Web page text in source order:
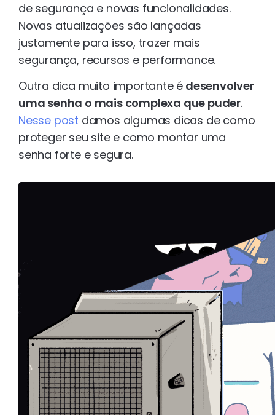
de segurança e novas funcionalidades.
Novas atualizações são lançadas
justamente para isso, trazer mais
segurança, recursos e performance.
Outra dica muito importante é desenvolver
uma senha o mais complexa que puder.
Nesse post damos algumas dicas de como
proteger seu site e como montar uma
senha forte e segura.